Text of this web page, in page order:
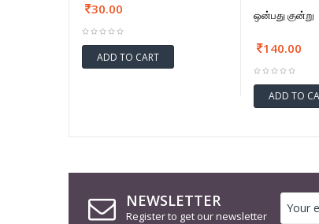
30.00
ADD TO CART
ஒன்பது குன்று
140.00
ADD TO
NEWSLETTER
Register to get our newsletter